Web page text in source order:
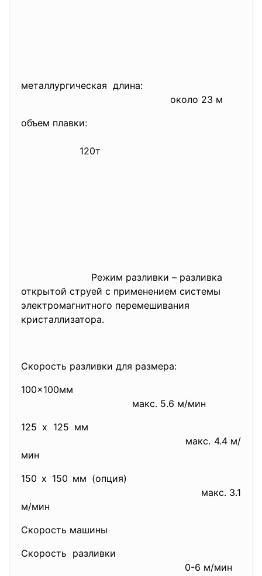
металлургическая длина:
около 23 м
объем плавки:
120т
Режим разливки – разливка
открытой струей с применением системы
электромагнитного перемешивания
кристаллизатора.
Скорость разливки для размера:
100x100мм
макс. 5.6 м/мин
125 х 125 мм
макс. 4.4 м/
мин
150 х 150 мм (опция)
макс. 3.1
м/мин
Скорость машины
Скорость разливки
0-6 м/мин